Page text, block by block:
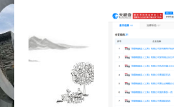
拓展的战略
股东大会
聚焦工艺美
术品及礼仪
用品制造业
务的发展与